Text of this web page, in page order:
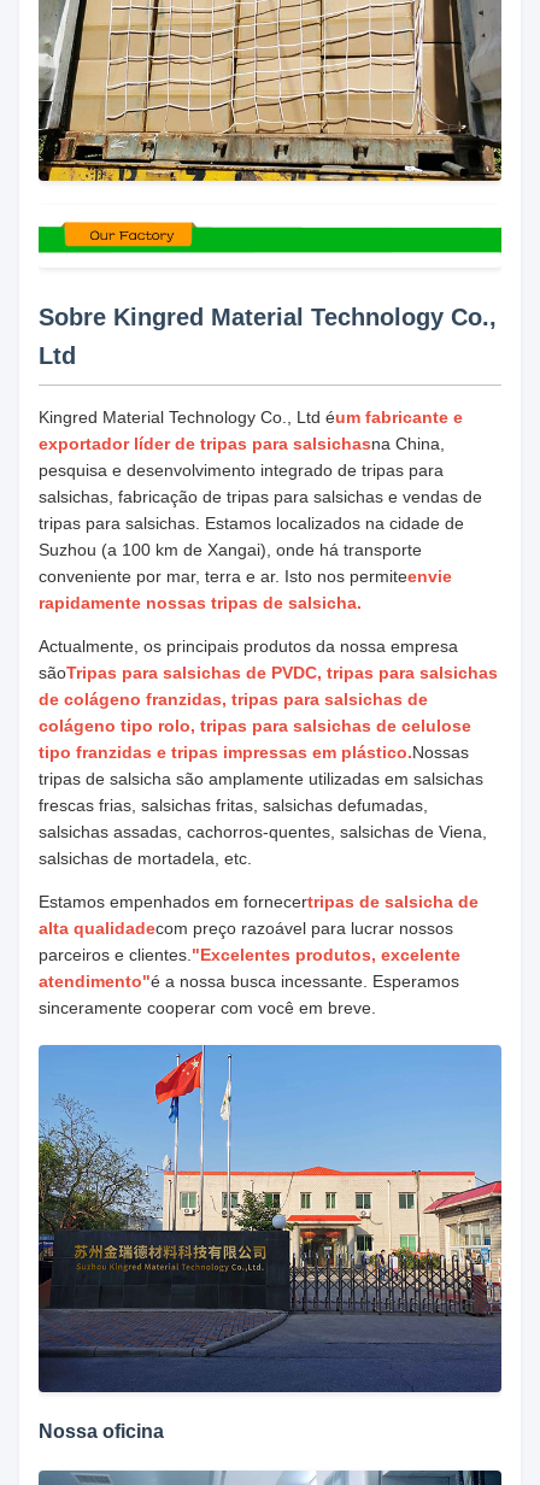
Sobre Kingred Material Technology Co.,
Ltd
Kingred Material Technology Co., Ltd éum fabricante e
exportador líder de tripas para salsichasna China,
pesquisa e desenvolvimento integrado de tripas para
salsichas, fabricação de tripas para salsichas e vendas de
tripas para salsichas. Estamos localizados na cidade de
Suzhou (a 100 km de Xangai), onde há transporte
conveniente por mar, terra e ar. Isto nos permiteenvie
rapidamente nossas tripas de salsicha.
Actualmente, os principais produtos da nossa empresa
sãoTripas para salsichas de PVDC, tripas para salsichas
de colágeno franzidas, tripas para salsichas de
colágeno tipo rolo, tripas para salsichas de celulose
tipo franzidas e tripas impressas em plástico.Nossas
tripas de salsicha são amplamente utilizadas em salsichas
frescas frias, salsichas fritas, salsichas defumadas,
salsichas assadas, cachorros-quentes, salsichas de Viena,
salsichas de mortadela, etc.
Estamos empenhados em fornecertripas de salsicha de
alta qualidadecom preço razoável para lucrar nossos
parceiros e clientes. "Excelentes produtos, excelente
atendimento"é a nossa busca incessante. Esperamos
sinceramente cooperar com você em breve.
Nossa oficina